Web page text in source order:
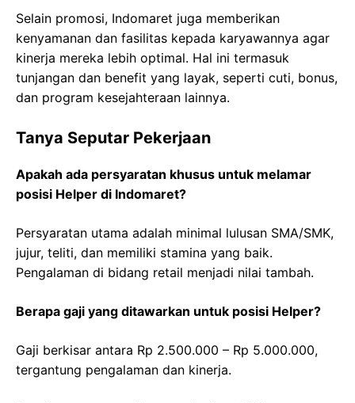
Selain promosi, Indomaret juga memberikan
kenyamanan dan fasilitas kepada karyawannya agar
kinerja mereka lebih optimal. Hal ini termasuk
tunjangan dan benefit yang layak, seperti cuti, bonus,
dan program kesejahteraan lainnya.
Tanya Seputar Pekerjaan
Apakah ada persyaratan khusus untuk melamar
posisi Helper di Indomaret?
Persyaratan utama adalah minimal lulusan SMA/SMK,
jujur, teliti, dan memiliki stamina yang baik.
Pengalaman di bidang retail menjadi nilai tambah.
Berapa gaji yang ditawarkan untuk posisi Helper?
Gaji berkisar antara Rp 2.500.000 – Rp 5.000.000,
tergantung pengalaman dan kinerja.